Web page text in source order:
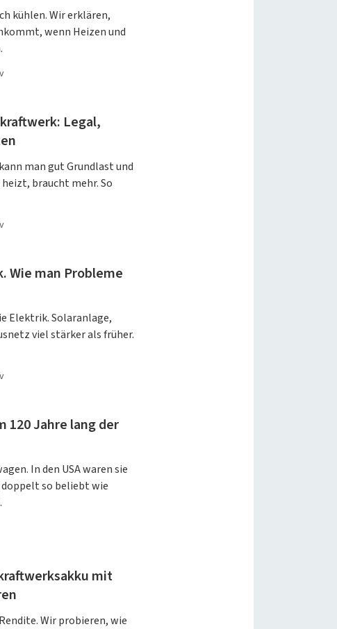
kühlen. Wir erklären,
wenn Heizen und
Legal,
man gut Grundlast und
braucht mehr. So
Wie man Probleme
Elektrik. Solaranlage,
viel stärker als früher.
120 Jahre lang der
In den USA waren sie
so beliebt wie
mit
Wir probieren, wie